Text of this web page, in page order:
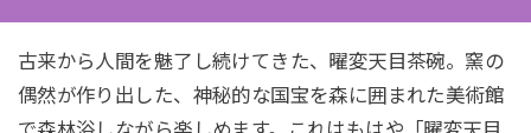
古来から人間を魅了し続けてきた、曜変天目茶碗。窯の
偶然が作り出した、神秘的な国宝を森に囲まれた美術館